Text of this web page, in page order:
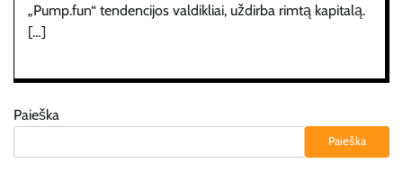
„Pump.fun“ tendencijos valdikliai, uždirba rimtą kapitalą.
[…]
Paieška
Paieška